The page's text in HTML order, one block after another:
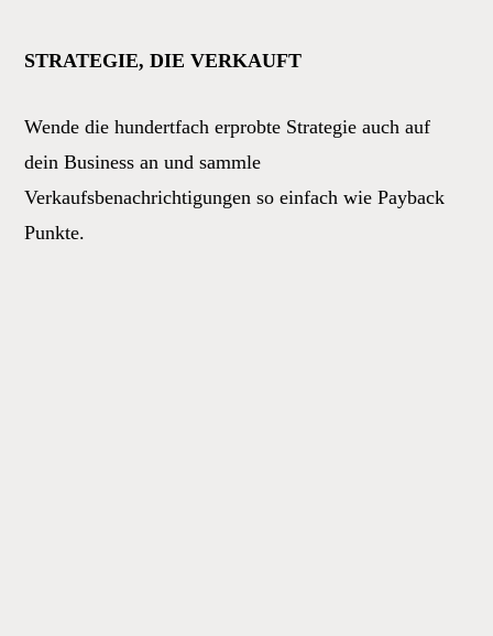
STRATEGIE, DIE VERKAUFT
Wende die hundertfach erprobte Strategie auch auf
dein Business an und sammle
Verkaufsbenachrichtigungen so einfach wie Payback
Punkte.